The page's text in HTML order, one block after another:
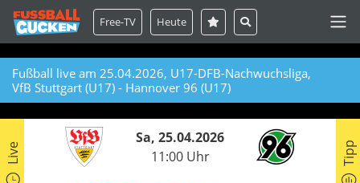
Free-TV Heute
Fußball live am 25.04.2026, U17-DFB-Nachwuchsliga,
VfB Stuttgart (U17) - Hannover 96 (U17)
Live
Sa, 25.04.2026
11:00 Uhr
Tipp